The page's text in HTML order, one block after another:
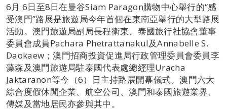
6月 6日至8日在曼谷Siam Paragon購物中心舉行的“感
受澳門”路展是旅遊局今年首個在東南亞舉行的大型路展
活動。澳門旅遊局副局長程衛東、泰國旅行社協會董事
委員會成員Pachara Phetrattanakul及Annabelle S.
Daokaew；澳門招商投資促進局行政管理委員會委員李
藻森及澳門旅遊局駐泰國代表處總經理Uracha
Jaktaranon等今（6）日主持路展開幕儀式。澳門六大
綜合度假休閒企業、航空公司、澳門和泰國旅遊業界、
傳媒及當地居民亦參與其中。